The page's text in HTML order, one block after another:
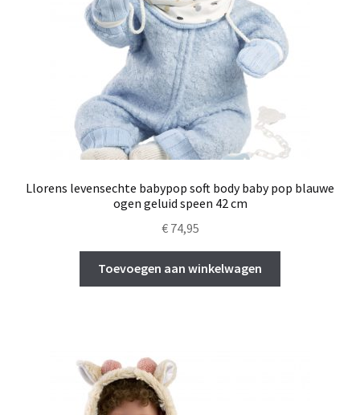
Llorens levensechte babypop soft body baby pop blauwe
ogen geluid speen 42 cm
€74,95
Toevoegen aan winkelwagen